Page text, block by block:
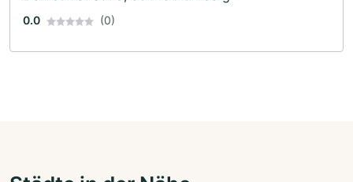
0.0 (0)